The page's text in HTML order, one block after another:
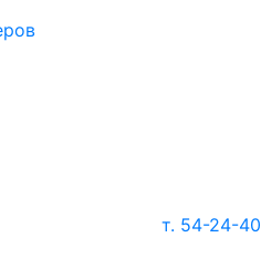
т. 54-24-40